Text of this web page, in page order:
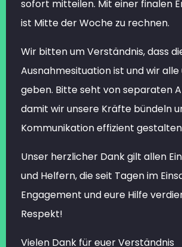
sofort mitteilen. Mit einer finalen
ist Mitte der Woche zu rechnen.
Wir bitten um Verständnis, dass
Ausnahmesituation ist und wir alle
geben. Bitte seht von separaten
damit wir unsere Kräfte bündeln
Kommunikation effizient
Unser herzlicher Dank gilt allen
und Helfern, die seit Tagen im
Engagement und eure Hilfe
Respekt!
Vielen Dank für euer Verständnis